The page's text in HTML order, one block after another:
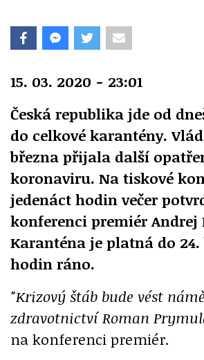
15. 03. 2020 - 23:01
Česká republika jde od
do celkové karantény.
března přijala další
koronaviru. Na tiskové
jedenáct hodin večer
konferenci premiér Andrej
Karanténa je platná do 24.
hodin ráno.
"Krizový štáb bude vést
zdravotnictví Roman
na konferenci premiér.